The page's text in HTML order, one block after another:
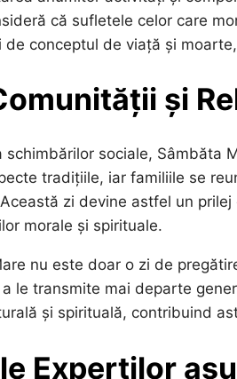
că sufletele celor care
de conceptul de viață și
și
schimbărilor sociale, Sâmbăta
tradițiile, iar familiile se
zi devine astfel un
morale și spirituale.
nu este doar o zi de
le transmite mai departe
și spirituală, contribuind
Experților